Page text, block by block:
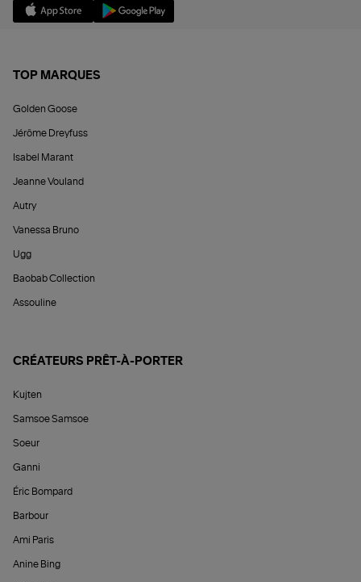
TOP MARQUES
Golden Goose
Jérôme Dreyfuss
Isabel Marant
Jeanne Vouland
Autry
Vanessa Bruno
Ugg
Baobab Collection
Assouline
CRÉATEURS PRÊT-À-PORTER
Kujten
Samsoe Samsoe
Soeur
Ganni
Éric Bompard
Barbour
Ami Paris
Anine Bing